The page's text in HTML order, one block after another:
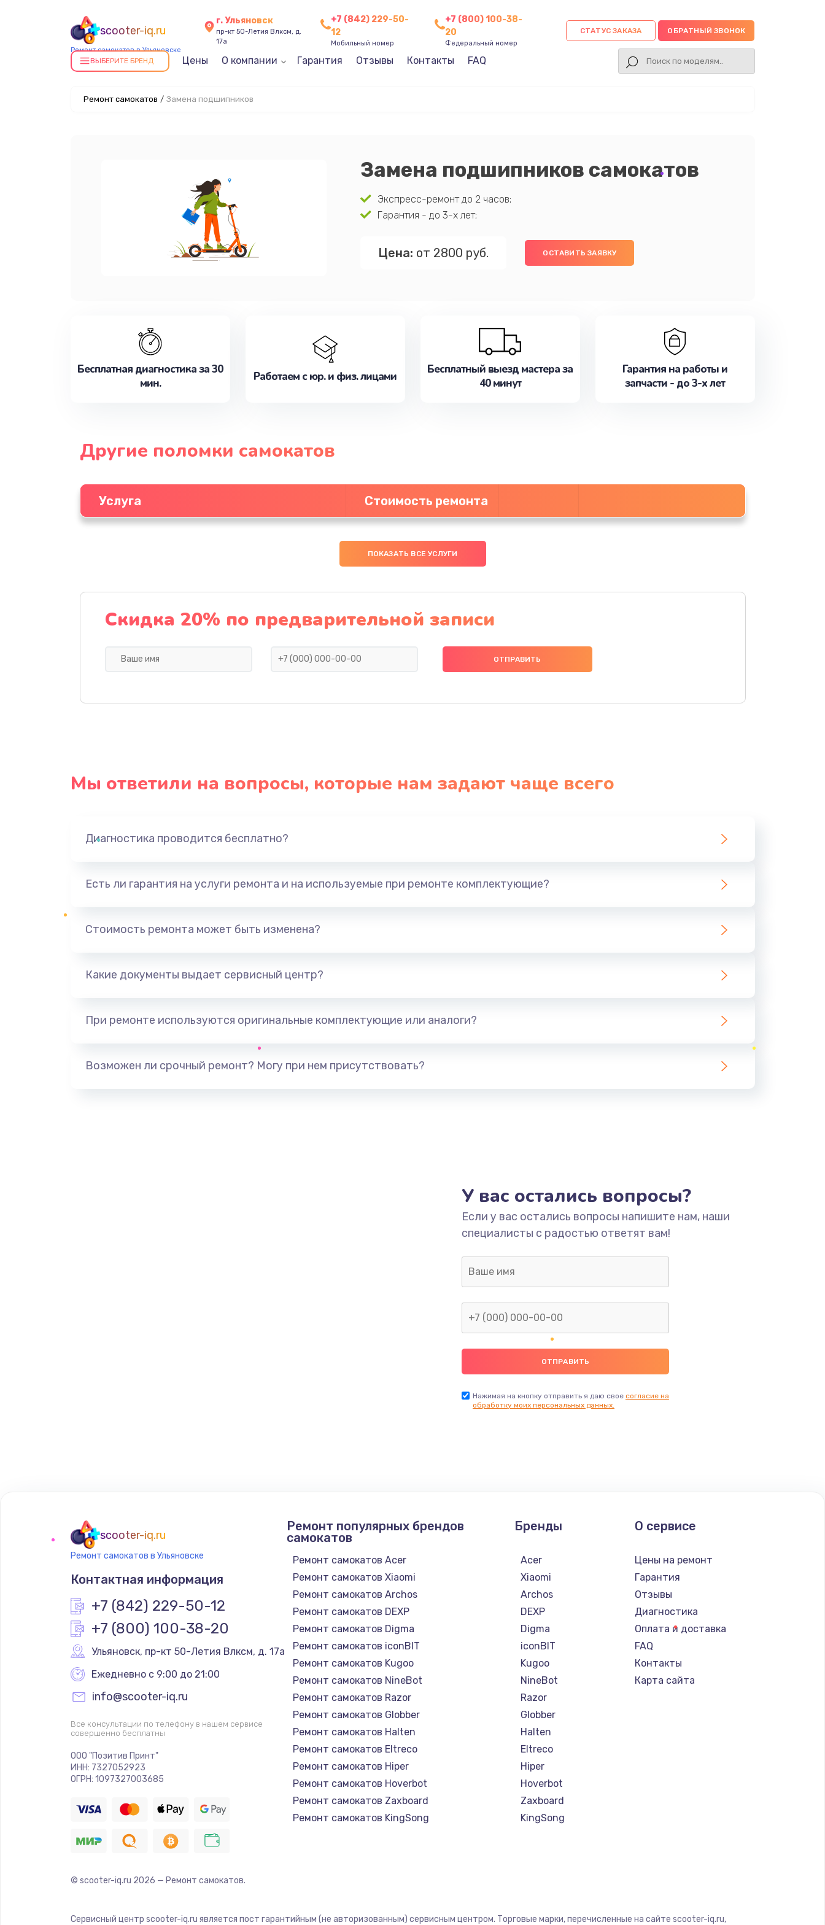
scooter-iq.ru
Ремонт самокатов в Ульяновске
г. Ульяновск
пр-кт 50-Летия Влксм, д.
17а
+7 (842) 229-50-
12
Мобильный номер
+7 (800) 100-38-
20
Федеральный номер
СТАТУС ЗАКАЗА ОБРАТНЫЙ ЗВОНОК
ВЫБЕРИТЕ БРЕНД Цены О компании Гарантия Отзывы Контакты FAQ
Ремонт самокатов / Замена подшипников
Замена подшипников самокатов
Экспресс-ремонт до 2 часов;
Гарантия - до 3-х лет;
Цена: от 2800 руб. ОСТАВИТЬ ЗАЯВКУ
Бесплатная диагностика за 30
мин.
Работаем с юр. и физ. лицами
Бесплатный выезд мастера за
40 минут
Гарантия на работы и
запчасти - до 3-х лет
Другие поломки самокатов
Услуга Стоимость ремонта
ПОКАЗАТЬ ВСЕ УСЛУГИ
Скидка 20% по предварительной записи
Мы ответили на вопросы, которые нам задают чаще всего
Диагностика проводится бесплатно?
Есть ли гарантия на услуги ремонта и на используемые при ремонте комплектующие?
Стоимость ремонта может быть изменена?
Какие документы выдает сервисный центр?
При ремонте используются оригинальные комплектующие или аналоги?
Возможен ли срочный ремонт? Могу при нем присутствовать?
У вас остались вопросы?
Если у вас остались вопросы напишите нам, наши
специалисты с радостью ответят вам!
Нажимая на кнопку отправить я даю свое согласие на
обработку моих персональных данных.
scooter-iq.ru
Ремонт самокатов в Ульяновске
Контактная информация
+7 (842) 229-50-12
+7 (800) 100-38-20
Ульяновск, пр-кт 50-Летия Влксм, д. 17а
Ежедневно с 9:00 до 21:00
info@scooter-iq.ru
Все консультации по телефону в нашем сервисе
совершенно бесплатны
ООО "Позитив Принт"
ИНН: 7327052923
ОГРН: 1097327003685
Ремонт популярных брендов
самокатов
Ремонт самокатов Acer
Ремонт самокатов Xiaomi
Ремонт самокатов Archos
Ремонт самокатов DEXP
Ремонт самокатов Digma
Ремонт самокатов iconBIT
Ремонт самокатов Kugoo
Ремонт самокатов NineBot
Ремонт самокатов Razor
Ремонт самокатов Globber
Ремонт самокатов Halten
Ремонт самокатов Eltreco
Ремонт самокатов Hiper
Ремонт самокатов Hoverbot
Ремонт самокатов Zaxboard
Ремонт самокатов KingSong
Ремонт самокатов Minimotors
Бренды
Acer
Xiaomi
Archos
DEXP
Digma
iconBIT
Kugoo
NineBot
Razor
Globber
Halten
Eltreco
Hiper
Hoverbot
Zaxboard
KingSong
Minimotors
О сервисе
Цены на ремонт
Гарантия
Отзывы
Диагностика
Оплата и доставка
FAQ
Контакты
Карта сайта
© scooter-iq.ru 2026 — Ремонт самокатов.
Сервисный центр scooter-iq.ru является пост гарантийным (не авторизованным) сервисным центром. Торговые марки, перечисленные на сайте scooter-iq.ru,